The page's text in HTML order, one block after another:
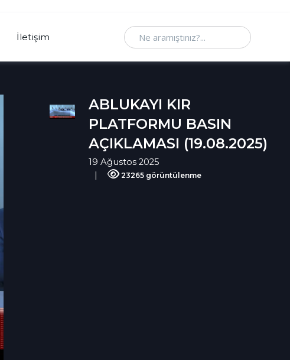
İletişim Ne aramıştınız
ABLUKAYI KIR
PLATFORMU BASIN
AÇIKLAMASI (19.08.2025)
19 Ağustos 2025
23265 görüntülenme